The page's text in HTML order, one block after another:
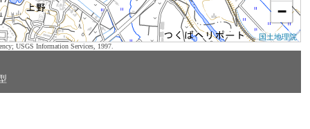
−
国土地理院
USGS Information Services, 1997.